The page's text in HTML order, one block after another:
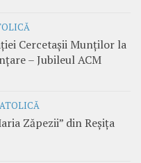
Cercetașii Munților la
– Jubileul ACM
Zăpezii” din Reșița